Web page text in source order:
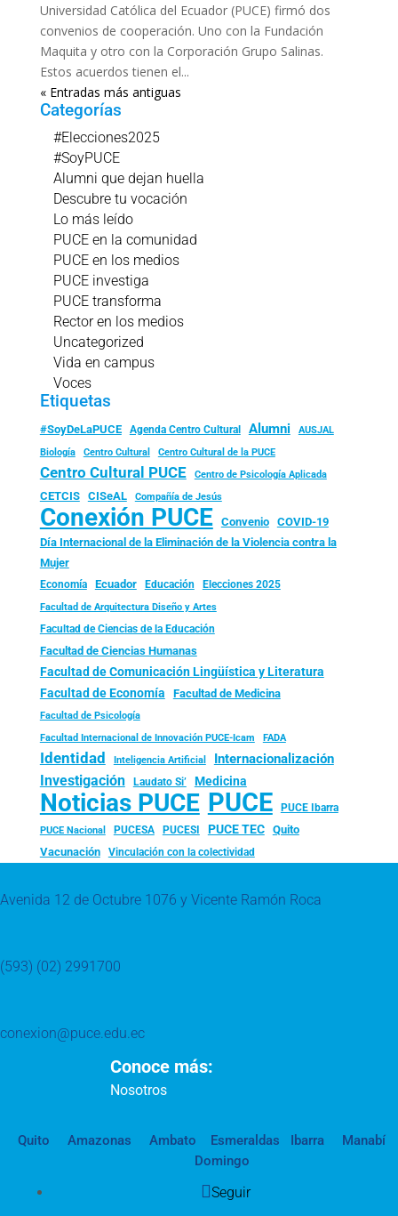
Universidad Católica del Ecuador (PUCE) firmó dos
convenios de cooperación. Uno con la Fundación
Maquita y otro con la Corporación Grupo Salinas.
Estos acuerdos tienen el...
« Entradas más antiguas
Categorías
#Elecciones2025
#SoyPUCE
Alumni que dejan huella
Descubre tu vocación
Lo más leído
PUCE en la comunidad
PUCE en los medios
PUCE investiga
PUCE transforma
Rector en los medios
Uncategorized
Vida en campus
Voces
Etiquetas
#SoyDeLaPUCE Agenda Centro Cultural Alumni
AUSJAL
Biología
Centro Cultural Centro Cultural de la PUCE
Centro Cultural PUCE Centro de Psicología Aplicada
CETCIS CISeAL Compañía de Jesús
Conexión PUCE Convenio
COVID-19
Día Internacional de la Eliminación de la Violencia contra la
Mujer
Economía Ecuador Educación Elecciones 2025
Facultad de Arquitectura Diseño y Artes
Facultad de Ciencias de la Educación
Facultad de Ciencias Humanas
Facultad de Comunicación Lingüística y Literatura
Facultad de Economía Facultad de Medicina
Facultad de Psicología
Facultad Internacional de Innovación PUCE-Icam FADA
Identidad Inteligencia Artificial Internacionalización
Investigación Laudato Si’ Medicina
Noticias PUCE PUCE PUCE Ibarra
PUCE Nacional PUCESA PUCESI PUCE TEC
Quito
Vacunación
Vinculación con la colectividad
Avenida 12 de Octubre 1076 y Vicente Ramón Roca
(593) (02) 2991700
conexion@puce.edu.ec
Conoce más:
Nosotros
Quito Amazonas Ambato Esmeraldas Ibarra
Manabí
Domingo
Seguir